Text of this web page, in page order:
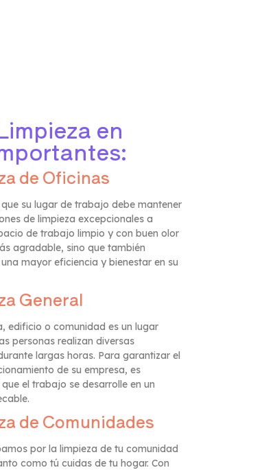
en
de Oficinas
su lugar de trabajo debe mantener
de limpieza excepcionales a
de trabajo limpio y con buen olor
agradable, sino que también
mayor eficiencia y bienestar en su
General
edificio o comunidad es un lugar
personas realizan diversas
largas horas. Para garantizar el
de su empresa, es
el trabajo se desarrolle en un
de Comunidades
por la limpieza de tu comunidad
como tú cuidas de tu hogar. Con